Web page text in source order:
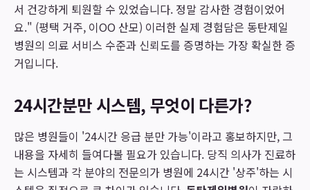
서 건강하게 퇴원할 수 있었습니다. 정말 감사한 경험이었어
요." (평택 거주, 이OO 산모) 이러한 실제 경험담은 동탄제일
병원의 의료 서비스 수준과 신뢰도를 증명하는 가장 확실한 증
거입니다.
24시간분만 시스템, 무엇이 다른가?
많은 병원들이 '24시간 응급 분만 가능'이라고 홍보하지만, 그
내용을 자세히 들여다볼 필요가 있습니다. 당직 의사가 진료하
는 시스템과 각 분야의 전문의가 병원에 24시간 '상주'하는 시